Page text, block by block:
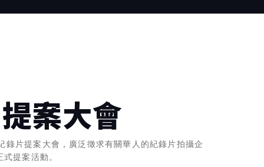
案大會
提案大會，廣泛徵求有關華人的紀錄片拍攝企
提案活動。